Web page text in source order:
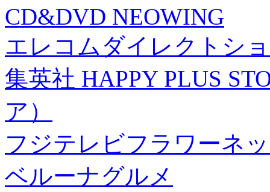
CD&DVD NEOWING
エレコムダイレクトシ
集英社 HAPPY PLUS
ア）
フジテレビフラワーネ
ベルーナグルメ